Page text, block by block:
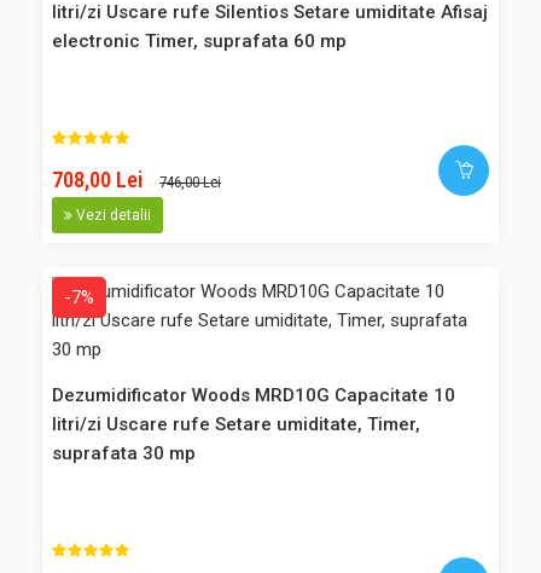
Adaugă în Coş
-5%
Dezumidificator Woods MDK13 Capacitate 12 litri/zi Uscare
rufe Silentios Setare umiditate Afisaj electronic Timer,
Dezumidificator din gama casnica Woods MDK13 echipat
cu noul agent frigorific ecologic R290. Noutatea consta
in noul gaz refrigerant ecologic R290. Woods este prima
prietenos cu mediul inconjur..
litri/zi Uscare rufe Silentios Setare umiditate Afisaj
electronic Timer, suprafata 60 mp
708,00 Lei 746,00 Lei
Vezi detalii
-7%
Dezumidificator Woods MRD10G Capacitate 10
litri/zi Uscare rufe Setare umiditate, Timer,
suprafata 30 mp